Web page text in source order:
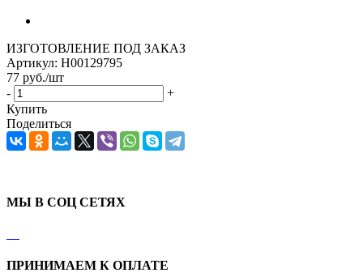
ИЗГОТОВЛЕНИЕ ПОД ЗАКАЗ
Артикул: Н00129795
77 руб./шт
-
+
Купить
Поделиться
МЫ В СОЦ СЕТЯХ
ПРИНИМАЕМ К ОПЛАТЕ